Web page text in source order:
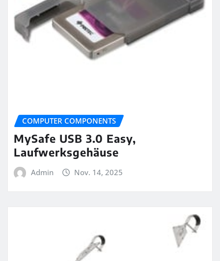
COMPUTER COMPONENTS
MySafe USB 3.0 Easy,
Laufwerksgehäuse
Admin Nov. 14, 2025